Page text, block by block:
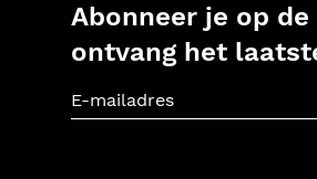
Abonneer je op
ontvang het
E-mailadres